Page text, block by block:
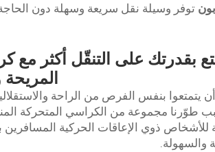
توفر وسيلة نقل سريعة وسهلة دون الحاجة
بقدرتك على التنقّل أكثر مع
بنفس الفرص من الراحة
طوّرنا مجموعة من الكراسي المتحركة
للأشخاص ذوي الإعاقات الحركية المسافرين
والسهولة.